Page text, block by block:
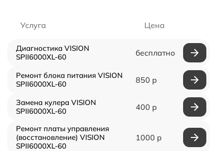
Услуга Цена
Диагностика VISION
SPII6000XL-60
бесплатно
Ремонт блока питания VISION
SPII6000XL-60
850 р
Замена кулера VISION
SPII6000XL-60
400 р
Ремонт платы управления
(восстановление) VISION
SPII6000XL-60
1000 р